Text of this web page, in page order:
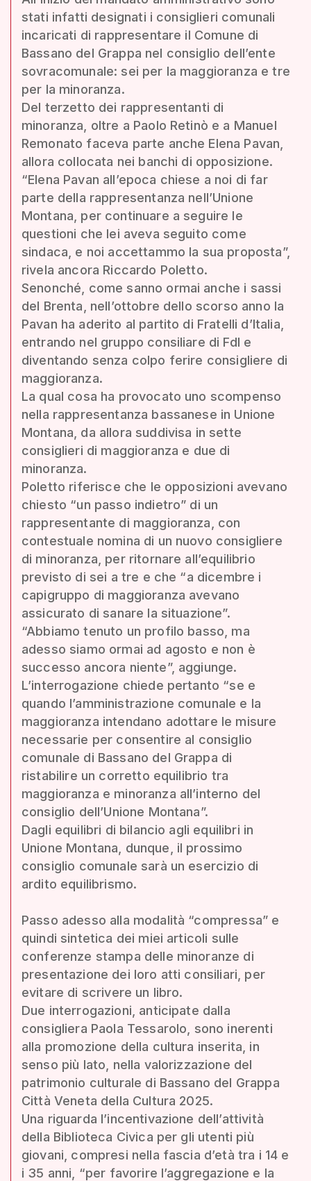
stati infatti designati i consiglieri comunali
incaricati di rappresentare il Comune di
Bassano del Grappa nel consiglio dell’ente
sovracomunale: sei per la maggioranza e tre
per la minoranza.
Del terzetto dei rappresentanti di
minoranza, oltre a Paolo Retinò e a Manuel
Remonato faceva parte anche Elena Pavan,
allora collocata nei banchi di opposizione.
“Elena Pavan all’epoca chiese a noi di far
parte della rappresentanza nell’Unione
Montana, per continuare a seguire le
questioni che lei aveva seguito come
sindaca, e noi accettammo la sua proposta”,
rivela ancora Riccardo Poletto.
Senonché, come sanno ormai anche i sassi
del Brenta, nell’ottobre dello scorso anno la
Pavan ha aderito al partito di Fratelli d’Italia,
entrando nel gruppo consiliare di FdI e
diventando senza colpo ferire consigliere di
maggioranza.
La qual cosa ha provocato uno scompenso
nella rappresentanza bassanese in Unione
Montana, da allora suddivisa in sette
consiglieri di maggioranza e due di
minoranza.
Poletto riferisce che le opposizioni avevano
chiesto “un passo indietro” di un
rappresentante di maggioranza, con
contestuale nomina di un nuovo consigliere
di minoranza, per ritornare all’equilibrio
previsto di sei a tre e che “a dicembre i
capigruppo di maggioranza avevano
assicurato di sanare la situazione”.
“Abbiamo tenuto un profilo basso, ma
adesso siamo ormai ad agosto e non è
successo ancora niente”, aggiunge.
L’interrogazione chiede pertanto “se e
quando l’amministrazione comunale e la
maggioranza intendano adottare le misure
necessarie per consentire al consiglio
comunale di Bassano del Grappa di
ristabilire un corretto equilibrio tra
maggioranza e minoranza all’interno del
consiglio dell’Unione Montana”.
Dagli equilibri di bilancio agli equilibri in
Unione Montana, dunque, il prossimo
consiglio comunale sarà un esercizio di
ardito equilibrismo.
Passo adesso alla modalità “compressa” e
quindi sintetica dei miei articoli sulle
conferenze stampa delle minoranze di
presentazione dei loro atti consiliari, per
evitare di scrivere un libro.
Due interrogazioni, anticipate dalla
consigliera Paola Tessarolo, sono inerenti
alla promozione della cultura inserita, in
senso più lato, nella valorizzazione del
patrimonio culturale di Bassano del Grappa
Città Veneta della Cultura 2025.
Una riguarda l’incentivazione dell’attività
della Biblioteca Civica per gli utenti più
giovani, compresi nella fascia d’età tra i 14 e
i 35 anni, “per favorire l’aggregazione e la